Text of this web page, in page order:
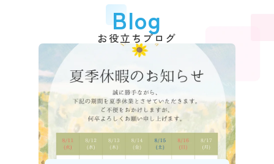
Blog
お役立ちブログ